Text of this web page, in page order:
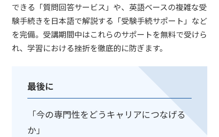
できる「質問回答サービス」や、英語ベースの複雑な受
験手続きを日本語で解説する「受験手続サポート」など
を完備。受講期間中はこれらのサポートを無料で受けら
れ、学習における挫折を徹底的に防ぎます。
最後に
「今の専門性をどうキャリアにつなげる
か」